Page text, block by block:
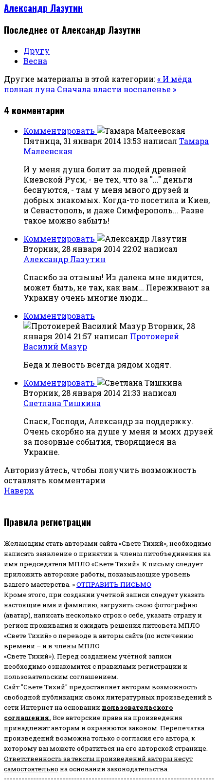
Александр Лазутин
Последнее от Александр Лазутин
Другу
Весна
Другие материалы в этой категории:« И мёда
полная луна Сначала власти воспаленье »
4 комментарии
Комментировать
Пятница, 31 января 2014 13:53 написал Тамара
Малеевская
И у меня душа болит за людей древней
Киевской Руси, - не тех, что за "..." деньги
беснуются, - там у меня много друзей и
добрых знакомых. Когда-то посетила и Киев,
и Севастополь, и даже Симферополь... Разве
такое можно забыть!
Комментировать
Вторник, 28 января 2014 22:02 написал
Александр Лазутин
Спасибо за отзывы! Из далека мне видится,
может быть, не так, как вам... Переживают за
Украину очень многие люди...
Комментировать
Вторник, 28
января 2014 21:57 написал Протоиерей
Василий Мазур
Беда и леность всегда рядом ходят.
Комментировать
Вторник, 28 января 2014 21:33 написал
Светлана Тишкина
Спаси, Господи, Александр за поддержку.
Очень скорбно на душе у меня и моих друзей
за позорные события, творящиеся на
Украине.
Авторизуйтесь, чтобы получить возможность
оставлять комментарии
Наверх
Правила регистрации
Желающим стать авторами сайта «Свете Тихий», необходимо
написать заявление о принятии в члены литобъединения на
имя председателя МПЛО «Свете Тихий». К письму следует
приложить авторские работы, показывающие уровень
вашего мастерства. »ОТПРАВИТЬ ПИСЬМО
Кроме этого, при создании учетной записи следует указать
настоящие имя и фамилию, загрузить свою фотографию
(аватар), написать несколько строк о себе, указать страну и
регион проживания и ожидать решения литсовета МПЛО
«Свете Тихий» о переводе в авторы сайта (по истечению
времени – и в члены МПЛО
«Свете Тихий»). Перед созданием учётной записи
необходимо ознакомится с правилами регистрации и
пользовательским соглашением.
Сайт "Свете Тихий" предоставляет авторам возможность
свободной публикации своих литературных произведений в
сети Интернет на основании пользовательского
соглашения. Все авторские права на произведения
принадлежат авторам и охраняются законом. Перепечатка
произведений возможна только с согласия его автора, к
которому вы можете обратиться на его авторской странице.
Ответственность за тексты произведений авторы несут
самостоятельно на основании законодательства.
------------------------------------------------------------------------